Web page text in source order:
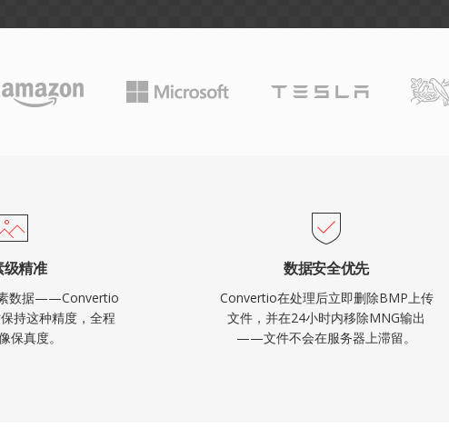
级精准
数据——Convertio
持这种精度，全程
保真度。
数据安全优先
Convertio在处理后立即删除BMP上传
文件，并在24小时内移除MNG输出
——文件不会在服务器上滞留。